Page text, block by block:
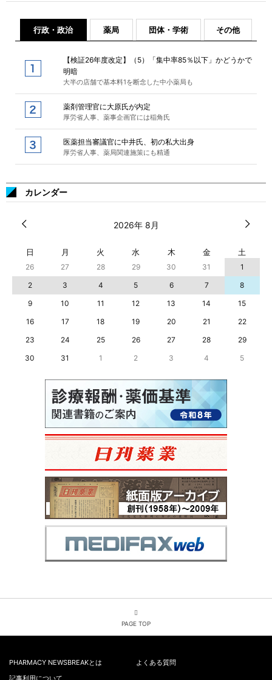
行政・政治 薬局 団体・学術 その他
【検証26年度改定】（5）「集中率85％以下」かどうかで
明暗
大半の店舗で基本料1を断念した中小薬局も
薬剤管理官に大原氏が内定
厚労省人事、薬事企画官には稲角氏
医薬担当審議官に中井氏、初の私大出身
厚労省人事、薬局関連施策にも精通
カレンダー
2026年 8月
日 月 火 水 木 金 土
26 27 28 29 30 31
1
2
3 4 5 6 7
8
9
10 11 12 13 14
15
16
17 18 19 20 21
22
23
24 25 26 27 28
29
30
31 1 2 3 4 5
PAGE TOP
PHARMACY NEWSBREAKとは
よくある質問